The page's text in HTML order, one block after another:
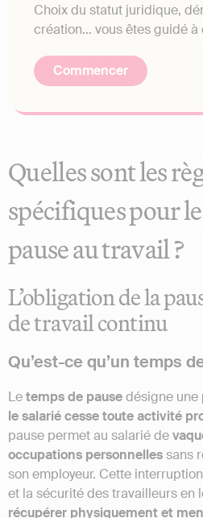
Choix du statut juridique,
création… vous êtes guidé à
Commencer
Quelles sont les
spécifiques pour
pause au travail ?
L’obligation de la
de travail continu
Qu’est-ce qu’un temps
Letemps de pausedésigne une
le salarié cesse toute activité
pause permet au salarié de
occupations personnellessans
son employeur. Cette
et la sécurité des travailleurs en
récupérer physiquement et